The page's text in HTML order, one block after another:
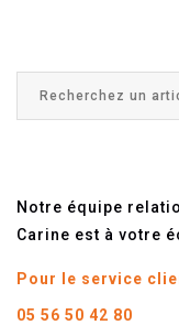
Notre équipe
Carine est à votre
Pour le service
05 56 50 42 80